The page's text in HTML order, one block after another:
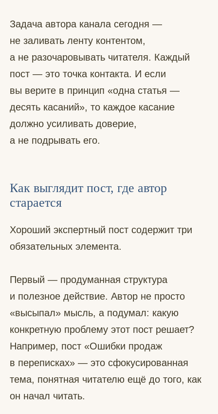
Задача автора канала сегодня —
не заливать ленту контентом,
а не разочаровывать читателя. Каждый
пост — это точка контакта. И если
вы верите в принцип «одна статья —
десять касаний», то каждое касание
должно усиливать доверие,
а не подрывать его.
Как выглядит пост, где автор
старается
Хороший экспертный пост содержит три
обязательных элемента.
Первый — продуманная структура
и полезное действие. Автор не просто
«высыпал» мысль, а подумал: какую
конкретную проблему этот пост решает?
Например, пост «Ошибки продаж
в переписках» — это сфокусированная
тема, понятная читателю ещё до того, как
он начал читать.